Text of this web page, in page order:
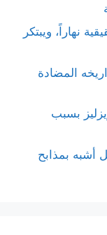
نهاراً، ويبتكر
المضادة
بسبب
أشبه بمذابح